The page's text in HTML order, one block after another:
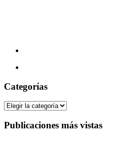
Categorías
Categorías
Publicaciones más vistas